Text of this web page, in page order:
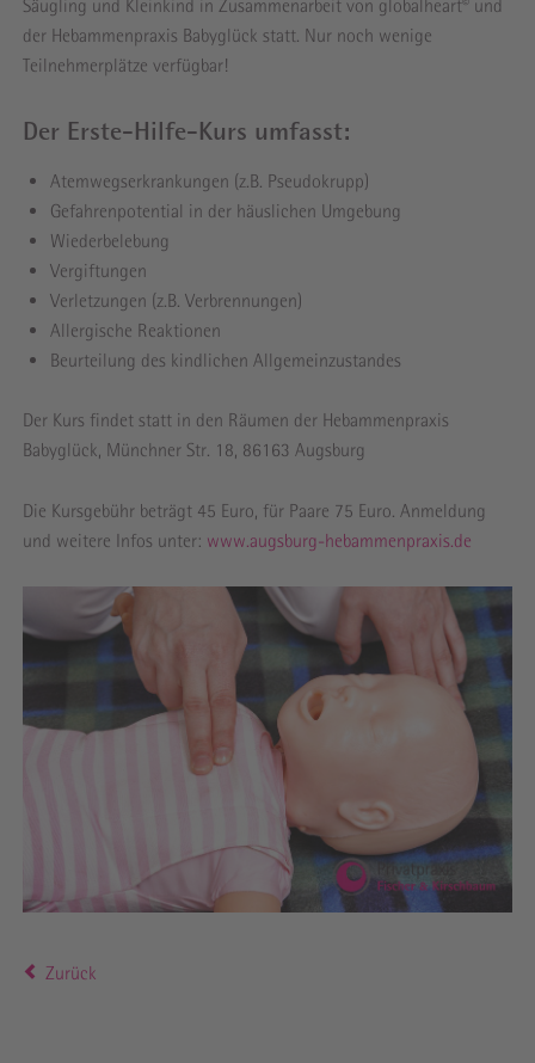
Säugling und Kleinkind in Zusammenarbeit von globalheart©und
der Hebammenpraxis Babyglück statt. Nur noch wenige
Teilnehmerplätze verfügbar!
Der Erste-Hilfe-Kurs umfasst:
Atemwegserkrankungen (z.B. Pseudokrupp)
Gefahrenpotential in der häuslichen Umgebung
Wiederbelebung
Vergiftungen
Verletzungen (z.B. Verbrennungen)
Allergische Reaktionen
Beurteilung des kindlichen Allgemeinzustandes
Der Kurs findet statt in den Räumen der Hebammenpraxis
Babyglück, Münchner Str. 18, 86163 Augsburg
Die Kursgebühr beträgt 45 Euro, für Paare 75 Euro. Anmeldung
und weitere Infos unter: www.augsburg-hebammenpraxis.de
Zurück